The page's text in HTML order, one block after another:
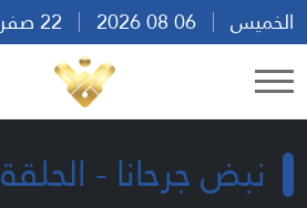
الخميس
15:20
نبض جرحانا - الحلقة 1